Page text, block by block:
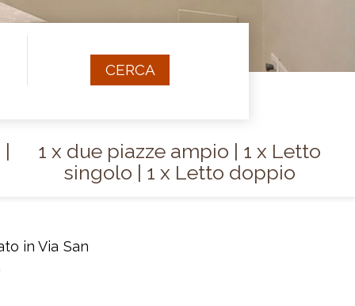
CERCA
| 1 x due piazze ampio | 1 x Letto
singolo | 1 x Letto doppio
in Via San